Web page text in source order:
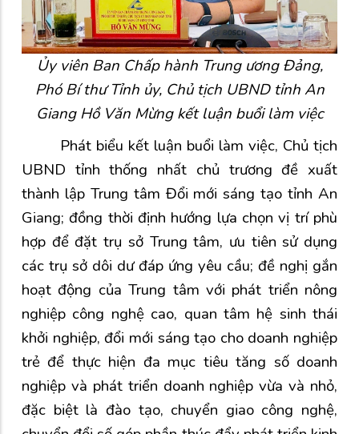
Ủy viên Ban Chấp hành Trung ương Đảng,
Phó Bí thư Tỉnh ủy, Chủ tịch UBND tỉnh An
Giang Hồ Văn Mừng kết luận buổi làm việc
Phát biểu kết luận buổi làm việc, Chủ tịch
UBND tỉnh thống nhất chủ trương đề xuất
thành lập Trung tâm Đổi mới sáng tạo tỉnh An
Giang; đồng thời định hướng lựa chọn vị trí phù
hợp để đặt trụ sở Trung tâm, ưu tiên sử dụng
các trụ sở dôi dư đáp ứng yêu cầu; đề nghị gắn
hoạt động của Trung tâm với phát triển nông
nghiệp công nghệ cao, quan tâm hệ sinh thái
khởi nghiệp, đổi mới sáng tạo cho doanh nghiệp
trẻ để thực hiện đa mục tiêu tăng số doanh
nghiệp và phát triển doanh nghiệp vừa và nhỏ,
đặc biệt là đào tạo, chuyển giao công nghệ,